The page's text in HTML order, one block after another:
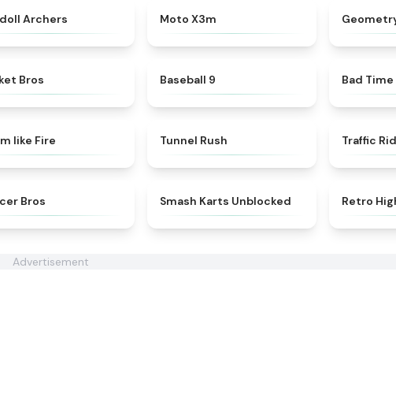
Archers Moto X3m
Bros Baseball 9 Bad
like Fire Tunnel Rush Traffic
Bros 4.8
Smash Karts Unblocked Retro
Advertisement